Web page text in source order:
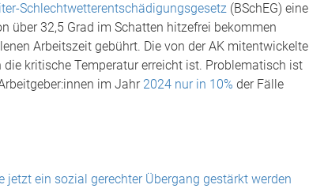
Schlechtwetterentschädigungsgesetz (BSchEG) eine
über 32,5 Grad im Schatten hitzefrei bekommen
Arbeitszeit gebührt. Die von der AK mitentwickelte
kritische Temperatur erreicht ist. Problematisch ist
im Jahr 2024 nur in 10% der Fälle
jetzt ein sozial gerechter Übergang gestärkt werden